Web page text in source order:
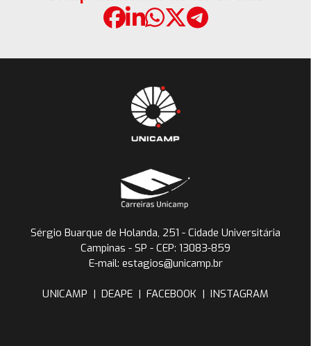
Sérgio Buarque de Holanda, 251 - Cidade Universitária
Campinas - SP - CEP: 13083-859
E-mail: estagios@unicamp.br
UNICAMP | DEAPE | FACEBOOK | INSTAGRAM